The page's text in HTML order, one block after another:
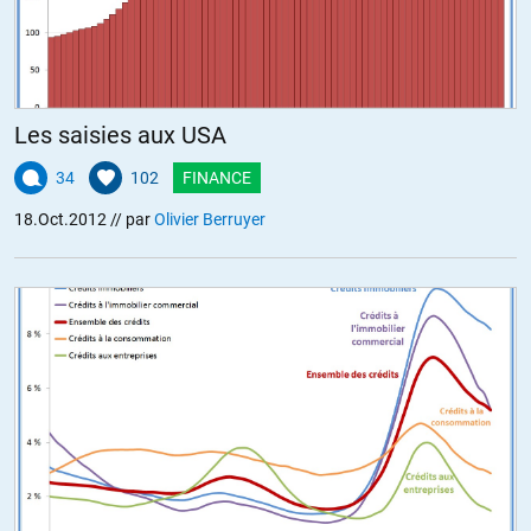
Je suis d ‘accord avec vous pipiou83
Asselineau devrait être plus connu, ces conférences sont
Il a était invité à l’émission « ce soir ou jamais » ; sont intervention a
Concernant l’article je trouve E.T bien complaisant envers le
ALERTER
prb//19.10.2012 à 07h27
Olivier, je ne partage pas votre enthousiasme. Todd participe (de
bonne foi sans doute) à une mystification supplémentaire sur le
thème des lendemains qui chantent; cf le processus européiste qui
régulièrement nous fait le coup de « cette fois ci on vous impose un
mauvais traité, mais la prochaine fois promis c’est l’Europe sociale » .
En outre, prétendre que Hollande a d’ores et déjà rompu avec la fuite
Les saisies aux USA
34 102 FINANCE
18.Oct.2012 // parOlivier Berruyer